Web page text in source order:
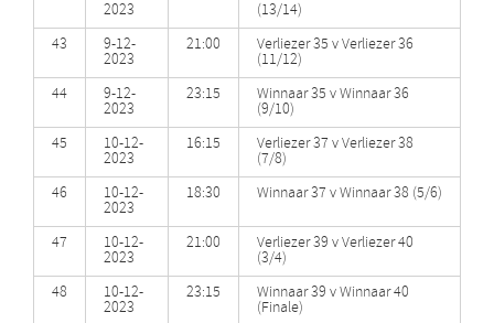
2023
(13/14)
43
9-12-
2023
21:00 Verliezer 35 v Verliezer 36
(11/12)
44
9-12-
2023
23:15 Winnaar 35 v Winnaar 36
(9/10)
45
10-12-
2023
16:15 Verliezer 37 v Verliezer 38
(7/8)
46
10-12-
2023
18:30 Winnaar 37 v Winnaar 38 (5/6)
47 10-12-
2023
21:00 Verliezer 39 v Verliezer 40
(3/4)
48
10-12-
2023
23:15 Winnaar 39 v Winnaar 40
(Finale)